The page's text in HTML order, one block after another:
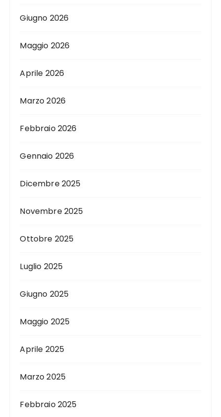
Giugno 2026
Maggio 2026
Aprile 2026
Marzo 2026
Febbraio 2026
Gennaio 2026
Dicembre 2025
Novembre 2025
Ottobre 2025
Luglio 2025
Giugno 2025
Maggio 2025
Aprile 2025
Marzo 2025
Febbraio 2025